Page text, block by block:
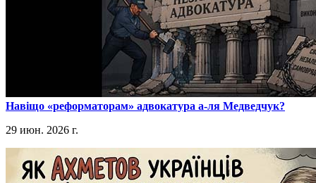
​Навіщо «реформаторам» адвокатура а-ля Медведчук?
29 июн. 2026 г.